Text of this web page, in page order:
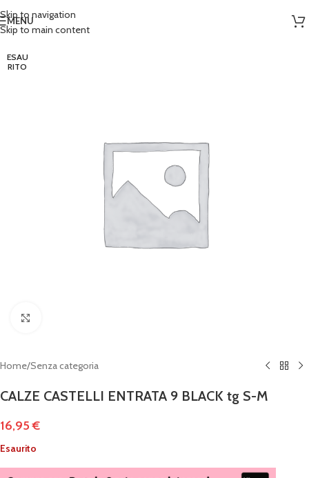
Skip to navigation
Skip to main content
MENU
ESAU
RITO
Home/Senza categoria
CALZE CASTELLI ENTRATA 9 BLACK tg S-M
16,95€
Esaurito